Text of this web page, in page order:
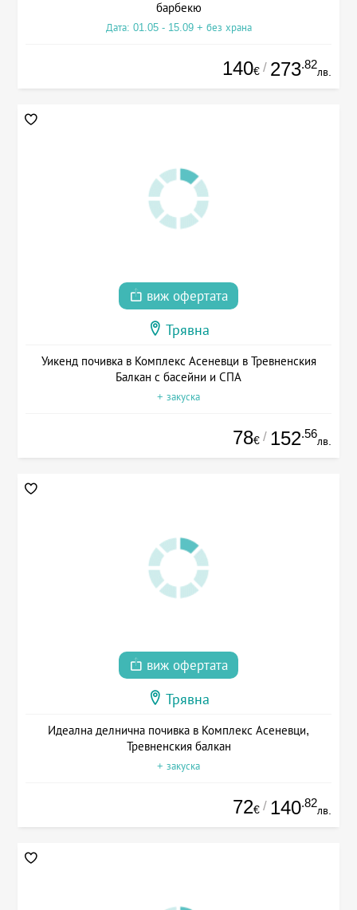
барбекю
Дата: 01.05 - 15.09 + без храна
140€ / 273.82
лв.
виж офертата
Трявна
Уикенд почивка в Комплекс Асеневци в Тревненския
Балкан с басейни и СПА
+ закуска
78€ / 152.56
лв.
виж офертата
Трявна
Идеална делнична почивка в Комплекс Асеневци,
Тревненския балкан
+ закуска
72€ / 140.82
лв.